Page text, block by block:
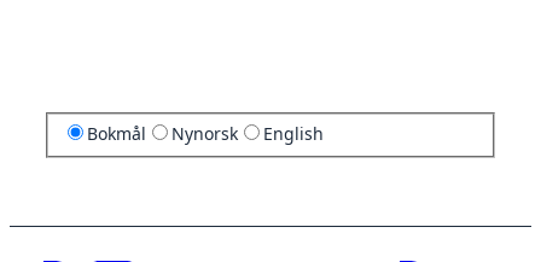
Bokmål Nynorsk English